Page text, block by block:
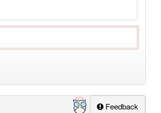
anderen Artikeldie: 0
Feedback